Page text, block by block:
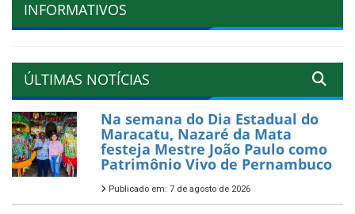
INFORMATIVOS
ÚLTIMAS NOTÍCIAS
Na semana do Dia Estadual do
Maracatu, Nazaré da Mata
festeja Mestre João Paulo como
Patrimônio Vivo de Pernambuco
Publicado em: 7 de agosto de 2026